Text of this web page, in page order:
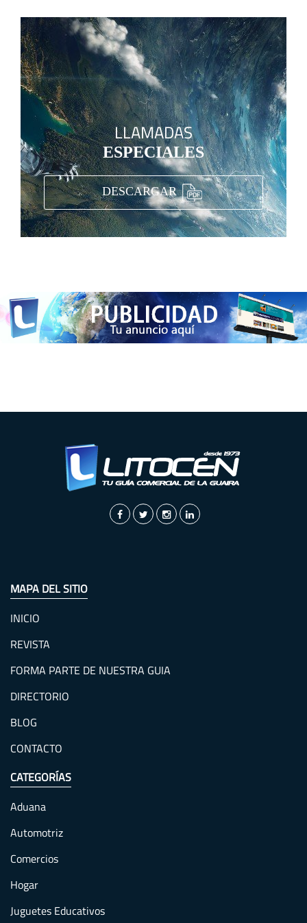
LLAMADAS
ESPECIALES
DESCARGAR
MAPA DEL SITIO
INICIO
REVISTA
FORMA PARTE DE NUESTRA GUIA
DIRECTORIO
BLOG
CONTACTO
CATEGORÍAS
Aduana
Automotriz
Comercios
Hogar
Juguetes Educativos